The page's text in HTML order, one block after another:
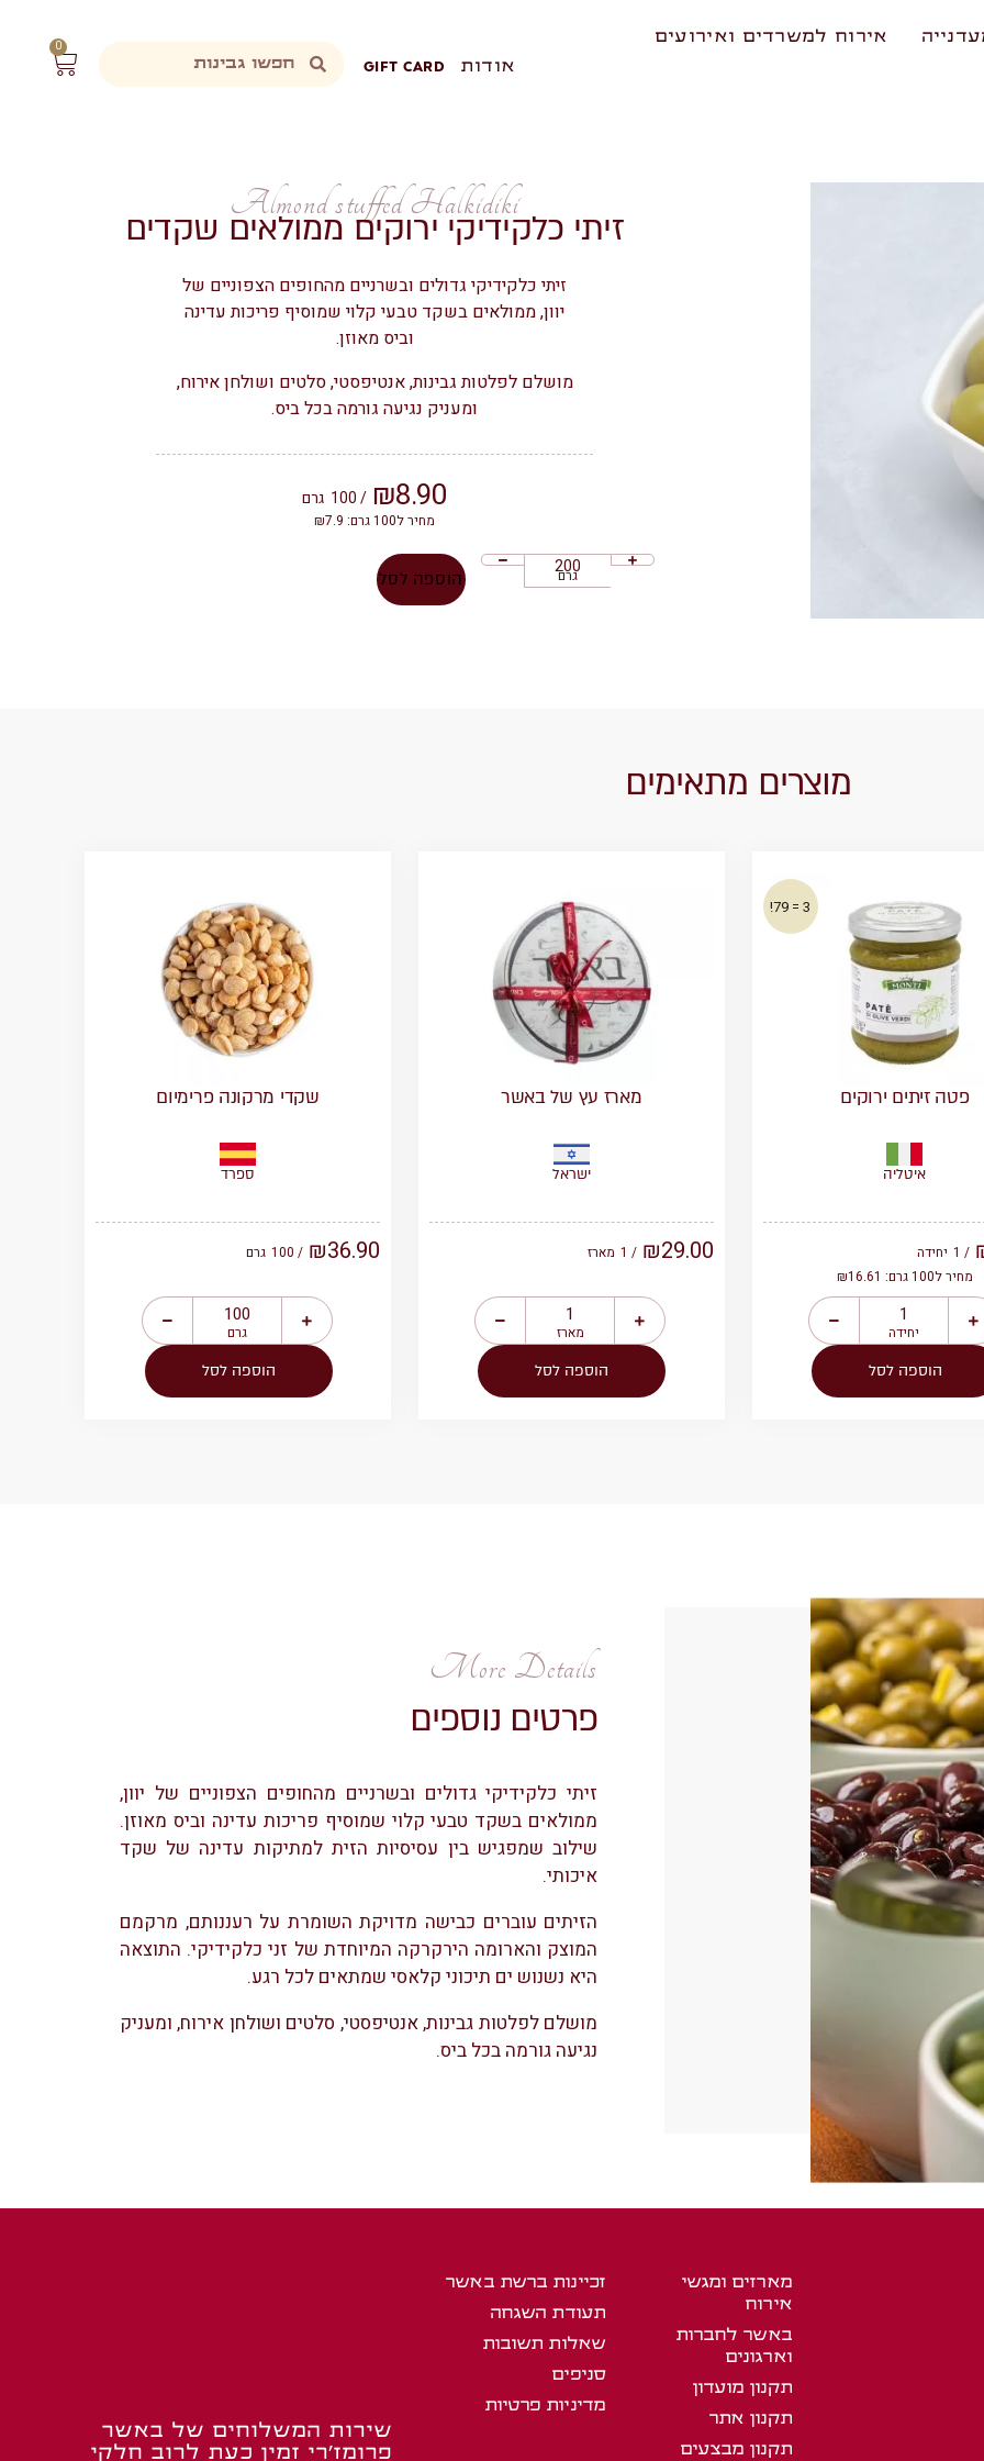
אירוח למשרדים ואירועים
אודות
GIFT CARD
0
Almond stuffed Halkidiki
זיתי כלקידיקי ירוקים ממולאים שקדים
זיתי כלקידיקי גדולים ובשרניים מהחופים הצפוניים של
יוון, ממולאים בשקד טבעי קלוי שמוסיף פריכות עדינה
וביס מאוזן.
מושלם לפלטות גבינות, אנטיפסטי, סלטים ושולחן אירוח,
ומעניק נגיעה גורמה בכל ביס.
₪8.90
/ 100 גרם
מחיר ל100 גרם: ₪7.9
גרם הוספה לסל
מוצרים מתאימים
3 = 79!
פטה זיתים ירוקים
איטליה
/ 1
יחידה
מחיר ל100 גרם: ₪16.61
יחידה
הוספה לסל
מארז עץ של באשר
ישראל
₪29.00
/ 1 מארז
מארז
הוספה לסל
שקדי מרקונה פרימיום
ספרד
₪36.90
/ 100 גרם
גרם
הוספה לסל
More Details
פרטים נוספים
זיתי כלקידיקי גדולים ובשרניים מהחופים הצפוניים של יוון,
ממולאים בשקד טבעי קלוי שמוסיף פריכות עדינה וביס מאוזן.
שילוב שמפגיש בין עסיסיות הזית למתיקות עדינה של שקד
איכותי.
הזיתים עוברים כבישה מדויקת השומרת על רעננותם, מרקמם
המוצק והארומה הירקרקה המיוחדת של זני כלקידיקי. התוצאה
היא נשנוש ים תיכוני קלאסי שמתאים לכל רגע.
מושלם לפלטות גבינות, אנטיפסטי, סלטים ושולחן אירוח, ומעניק
נגיעה גורמה בכל ביס.
מארזים ומגשי
אירוח
באשר לחברות
וארגונים
תקנון מועדון
תקנון אתר
תקנון מבצעים
זכיינות ברשת באשר
תעודת השגחה
שאלות תשובות
סניפים
מדיניות פרטיות
שירות המשלוחים של באשר
פרומז’רי זמין כעת לרוב חלקי